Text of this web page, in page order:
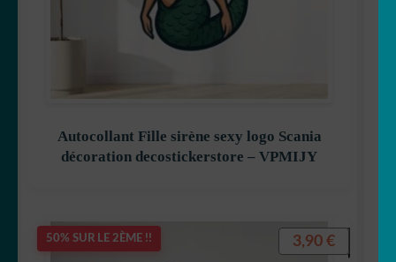
Autocollant Fille sirène sexy logo Scania
décoration decostickerstore – VPMIJY
50% SUR LE 2ÈME !! 3,90 €